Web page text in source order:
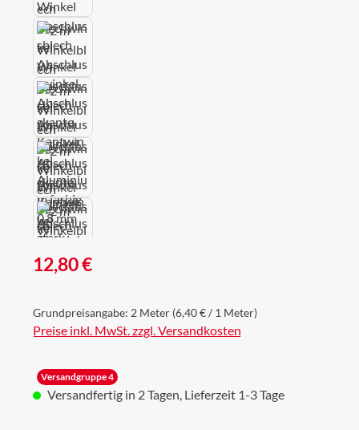
Regulärer Preis:
12,80 €
Grundpreisangabe: 2 Meter (6,40 € / 1 Meter)
Preise inkl. MwSt. zzgl. Versandkosten
Versandgruppe 4
Versandfertig in 2 Tagen, Lieferzeit 1-3 Tage